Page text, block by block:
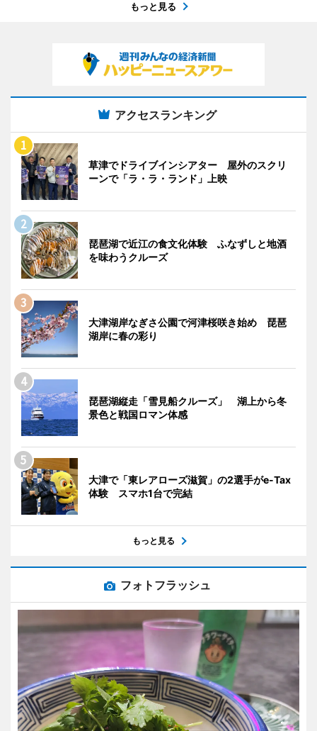
もっと見る
アクセスランキング
草津でドライブインシアター 屋外のスクリ
ーンで「ラ・ラ・ランド」上映
琵琶湖で近江の食文化体験 ふなずしと地酒
を味わうクルーズ
大津湖岸なぎさ公園で河津桜咲き始め 琵琶
湖岸に春の彩り
琵琶湖縦走「雪見船クルーズ」 湖上から冬
景色と戦国ロマン体感
大津で「東レアローズ滋賀」の2選手がe-Tax
体験 スマホ1台で完結
もっと見る
フォトフラッシュ